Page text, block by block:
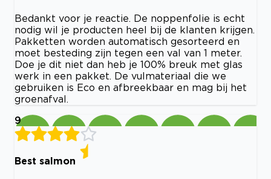
Bedankt voor je reactie. De noppenfolie is echt
nodig wil je producten heel bij de klanten krijgen.
Pakketten worden automatisch gesorteerd en
moet besteding zijn tegen een val van 1 meter.
Doe je dit niet dan heb je 100% breuk met glas
werk in een pakket. De vulmateriaal die we
gebruiken is Eco en afbreekbaar en mag bij het
groenafval.
9
Best salmon